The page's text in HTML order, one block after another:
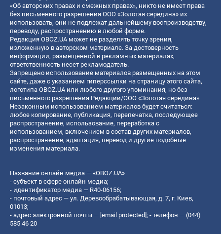
«Об авторских правах и смежных правах», никто не имеет права
без письменного разрешения ООО «Золотая середина» их
использовать, они не подлежат дальнейшему воспроизводству,
переводу, распространению в любой форме.
Редакция OBOZ.UA может не разделять точку зрения,
изложенную в авторском материале. За достоверность
информации, размещенной в рекламных материалах,
ответственность несет рекламодатель.
Запрещено использование материалов размещенных на этом
сайте, даже с указанием гиперссылки на страницу этого сайта,
логотипа OBOZ.UA или любого другого упоминания, но без
письменного разрешения Редакции/ООО «Золотая середина»
Незаконным использованием материалов будет считаться:
любое копирование, публикация, перепечатка, последующее
распространение, использование, переработка с
использованием, включением в состав других материалов,
распространение, адаптация, перевод и другие подобные
изменения материала.
Название онлайн медиа — «OBOZ.UA»
- субъект в сфере онлайн медиа;
- идентификатор медиа — R40-06156;
- почтовый адрес — ул. Деревообрабатывающая, д. 7, г. Киев,
01013;
- адрес электронной почты — [email protected]; - телефон — (044)
585 46 20